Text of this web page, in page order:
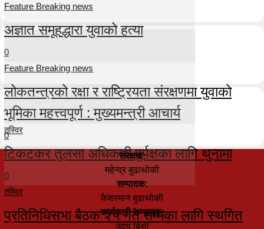
Feature Breaking news
अज्ञात समूहद्धारा युवाको हत्या
0
Feature Breaking news
लोकतन्त्रको रक्षा र राष्ट्रियता संरक्षणमा युवाको
भूमिका महत्त्वपूर्ण : मुख्यमन्त्री आचार्य
0
तस्विर
टिकटकर तुलसा अधिकारी पुर्पक्षका लागि थुनामा
0
तस्विर
प्रतिनिधिसभा बैठक २५ गते सम्मका लागि स्थगित
संरक्षक:
महेन्द्र बुढाथोकी
सम्पादक:
केशरमान बुढाथोकी
कार्यकारी सम्पादक:
उदय बिसी